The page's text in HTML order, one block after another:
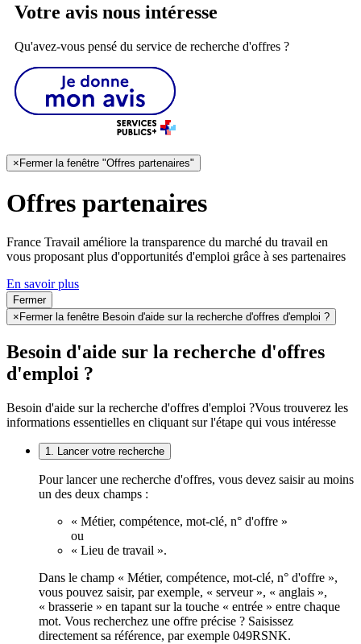
Votre avis nous intéresse
Qu'avez-vous pensé du service de recherche d'offres ?
×Fermer la fenêtre "Offres partenaires"
Offres partenaires
France Travail améliore la transparence du marché du travail en
vous proposant plus d'opportunités d'emploi grâce à ses partenaires
En savoir plus
Fermer
× Fermer la fenêtre Besoin d'aide sur la recherche d'offres d'emploi ?
Besoin d'aide sur la recherche d'offres
d'emploi ?
Besoin d'aide sur la recherche d'offres d'emploi ?Vous trouverez les
informations essentielles en cliquant sur l'étape qui vous intéresse
1. Lancer votre recherche
Pour lancer une recherche d'offres, vous devez saisir au moins
un des deux champs :
« Métier, compétence, mot-clé, n° d'offre »
ou
« Lieu de travail ».
Dans le champ « Métier, compétence, mot-clé, n° d'offre »,
vous pouvez saisir, par exemple, « serveur », « anglais »,
« brasserie » en tapant sur la touche « entrée » entre chaque
mot. Vous recherchez une offre précise ? Saisissez
directement sa référence, par exemple 049RSNK.